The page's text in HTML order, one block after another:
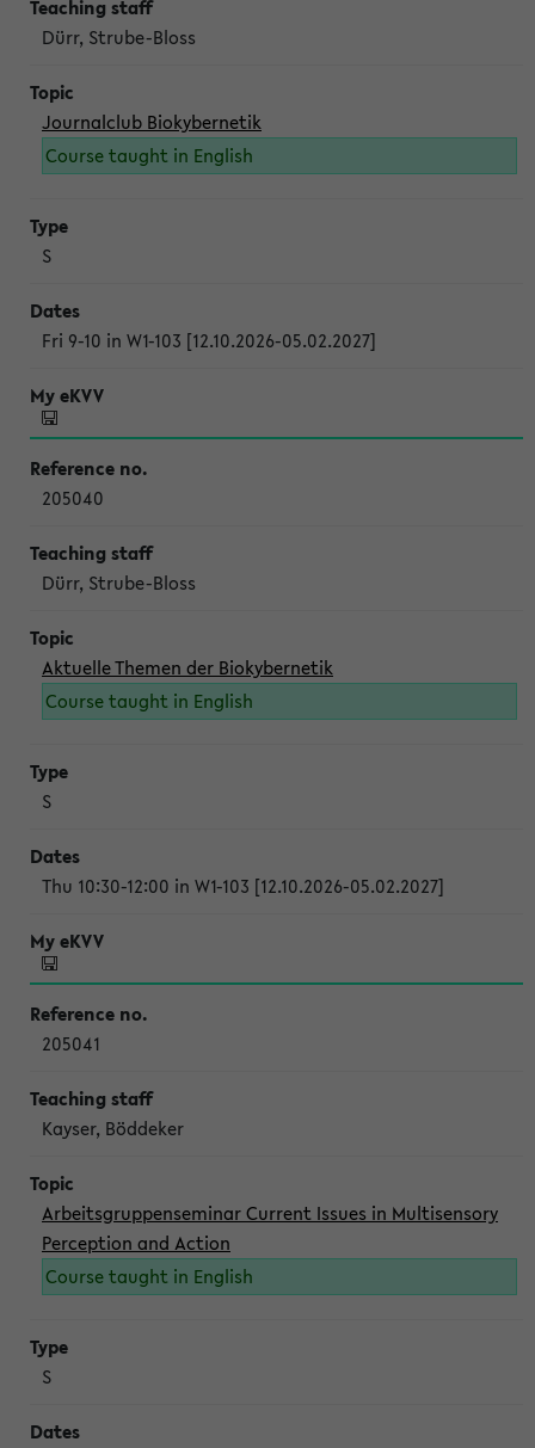
Dürr, Strube-Bloss
Journalclub Biokybernetik
Course taught in English
S
Fri 9-10 in W1-103 [12.10.2026-05.02.2027]
205040
Dürr, Strube-Bloss
Aktuelle Themen der Biokybernetik
Course taught in English
S
Thu 10:30-12:00 in W1-103 [12.10.2026-05.02.2027]
205041
Kayser, Böddeker
Arbeitsgruppenseminar Current Issues in Multisensory
Perception and Action
Course taught in English
S